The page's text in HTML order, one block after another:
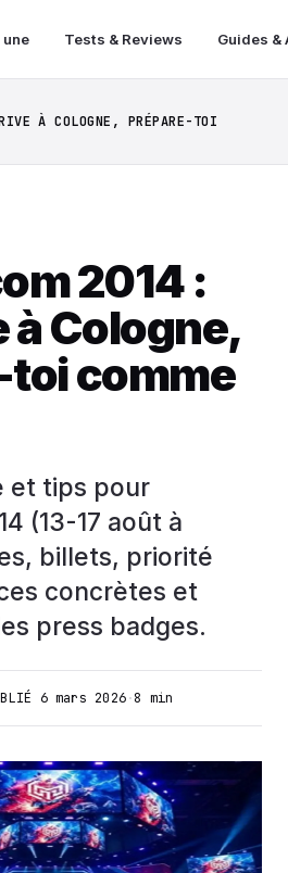
une Tests & Reviews Guides &
À COLOGNE, PRÉPARE-TOI
2014 :
à Cologne,
comme
et tips pour
(13-17 août à
billets, priorité
concrètes et
press badges.
6 mars 2026·8 min